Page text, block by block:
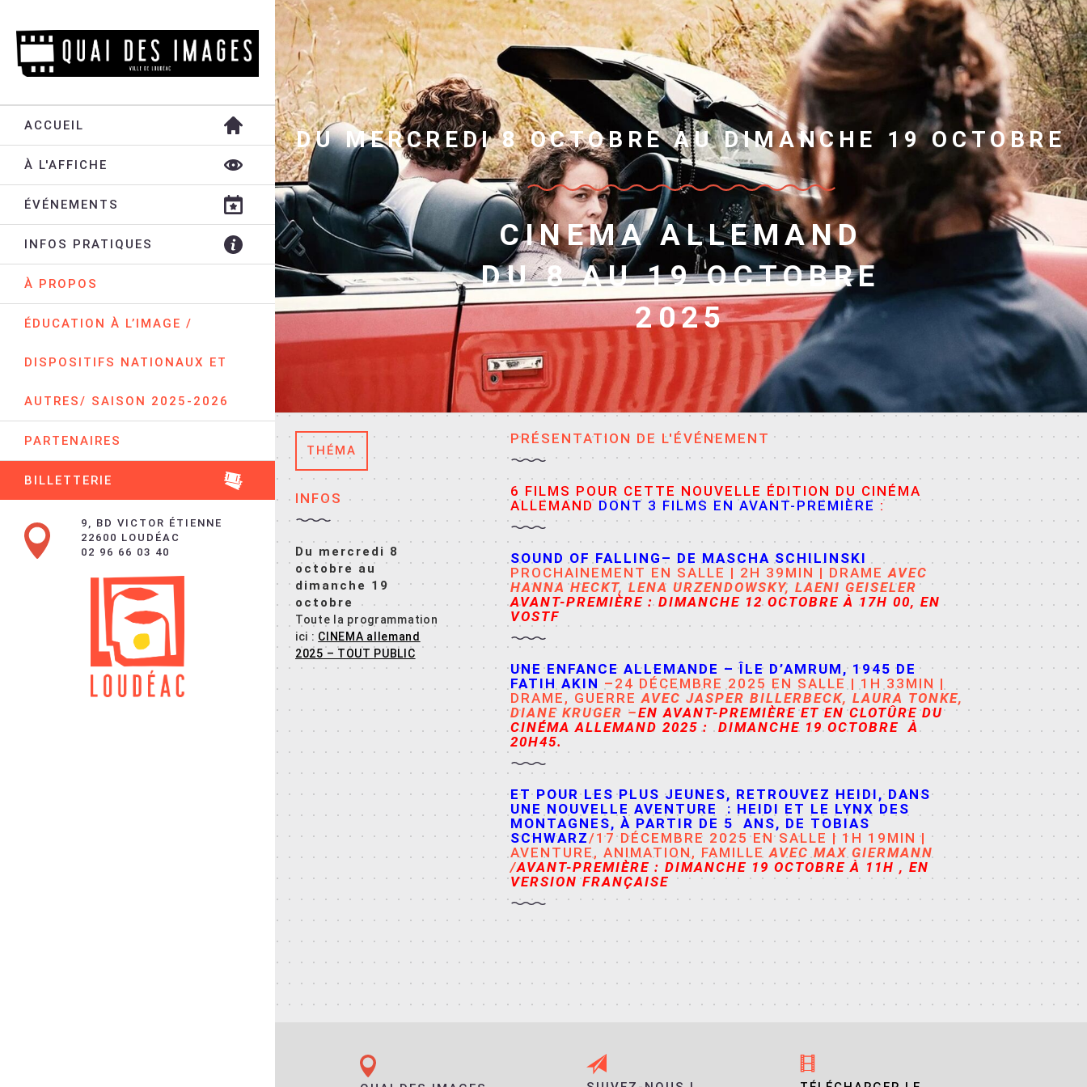
ACCUEIL
À L'AFFICHE
ÉVÉNEMENTS
INFOS PRATIQUES
À PROPOS
ÉDUCATION À L’IMAGE /
DISPOSITIFS NATIONAUX ET
AUTRES/ SAISON 2025-2026
PARTENAIRES
BILLETTERIE
9, BD VICTOR ÉTIENNE
22600 LOUDÉAC
02 96 66 03 40
DU MERCREDI 8 OCTOBRE AU DIMANCHE 19 OCTOBRE
CINEMA ALLEMAND
DU 8 AU 19 OCTOBRE
2025
THÉMA
INFOS
Du mercredi 8
octobre au
dimanche 19
octobre
Toute la programmation
ici : CINEMA allemand
2025 – TOUT PUBLIC
PRÉSENTATION DE L'ÉVÉNEMENT
6 FILMS POUR CETTE NOUVELLE ÉDITION DU CINÉMA
ALLEMAND DONT 3 FILMS EN AVANT-PREMIÈRE :
SOUND OF FALLING – DEMASCHA SCHILINSKI
PROCHAINEMENT EN SALLE | 2H 39MIN | DRAMEAVEC
HANNA HECKT, LENA URZENDOWSKY, LAENI GEISELER
AVANT-PREMIÈRE : DIMANCHE 12 OCTOBRE À 17H 00, EN
VOSTF
UNE ENFANCE ALLEMANDE – ÎLE D’AMRUM, 1945DE
FATIH AKIN – 24 DÉCEMBRE 2025 EN SALLE | 1H 33MIN |
DRAME, GUERREAVEC JASPER BILLERBECK, LAURA TONKE,
DIANE KRUGER –EN AVANT-PREMIÈRE ET EN CLOTÛRE DU
CINÉMA ALLEMAND 2025 : DIMANCHE 19 OCTOBRE À
20H45.
ET POUR LES PLUS JEUNES, RETROUVEZ HEIDI, DANS
UNE NOUVELLE AVENTURE : HEIDI ET LE LYNX DES
MONTAGNES, À PARTIR DE 5 ANS, DE TOBIAS
SCHWARZ/17 DÉCEMBRE 2025 EN SALLE | 1H 19MIN |
AVENTURE, ANIMATION, FAMILLEAVECMAX GIERMANN
/AVANT-PREMIÈRE : DIMANCHE 19 OCTOBRE À 11H , EN
VERSION FRANÇAISE